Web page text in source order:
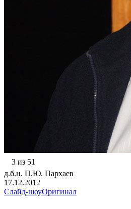
3 из 51
д.б.н. П.Ю. Пархаев
17.12.2012
Слайд-шоуОригинал